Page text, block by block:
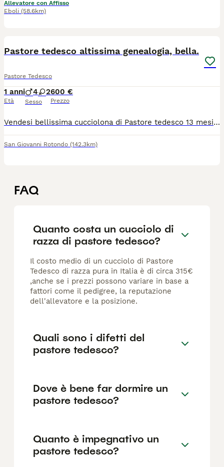
Allevatore con Affisso
Eboli (58.6km)
Pastore tedesco altissima genealogia, bella.
Pastore Tedesco
1 anni
Età
4 2
Sesso
600 €
Prezzo
Vendesi bellissima cucciolona di Pastore tedesco 13 mesi, altissima genealogia, ora in piena muta e in foto non si riesce a vedere la qualità del soggeto. PADRE Mare della Valcuvia 3° auslese al campionato italiano SAS ( Mondo di casa Palomba sieger tedesco) , MADRE Cira Di Maisto figlia di Bull dell'alto Ofanto auslese italiano ( Spenser di Casa Massarelli auslese tedesco ). Carattere equilibratissimo sia con cani che persone, preparata al morso per le gare. Adatta sia a famiglia che per gare cinofile. Ora è in calore quindi nemmeno problemi di calore. Terza foto la mamma , il papà facilmente trovabile su internet. Displasia preventiva ottima , consegno dischetti con risultati. Ovviamente con pedigree e microchip. Acquistata 3 mesi fa da allevamento professionale. Cerco persone serie a San Giovanni rotondo anche per una eventuale comproprietà. Sono una persona serie e disponibile nel limite. Grazie, saluti.
San Giovanni Rotondo (142.3km)
FAQ
Quanto costa un cucciolo di
razza di pastore tedesco?
Il costo medio di un cucciolo di Pastore
Tedesco di razza pura in Italia è di circa 315€
,anche se i prezzi possono variare in base a
fattori come il pedigree, la reputazione
dell'allevatore e la posizione.
Quali sono i difetti del
pastore tedesco?
Dove è bene far dormire un
pastore tedesco?
Quanto è impegnativo un
pastore tedesco?